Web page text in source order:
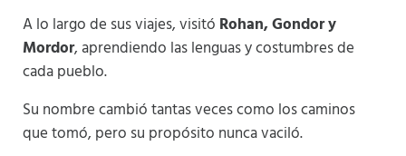
A lo largo de sus viajes, visitó Rohan, Gondor y
Mordor, aprendiendo las lenguas y costumbres de
cada pueblo.
Su nombre cambió tantas veces como los caminos
que tomó, pero su propósito nunca vaciló.